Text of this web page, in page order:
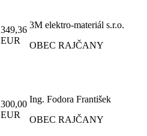
349,36
EUR
3M elektro-materiál s.r.o.
OBEC RAJČANY
300,00
EUR
Ing. Fodora František
OBEC RAJČANY